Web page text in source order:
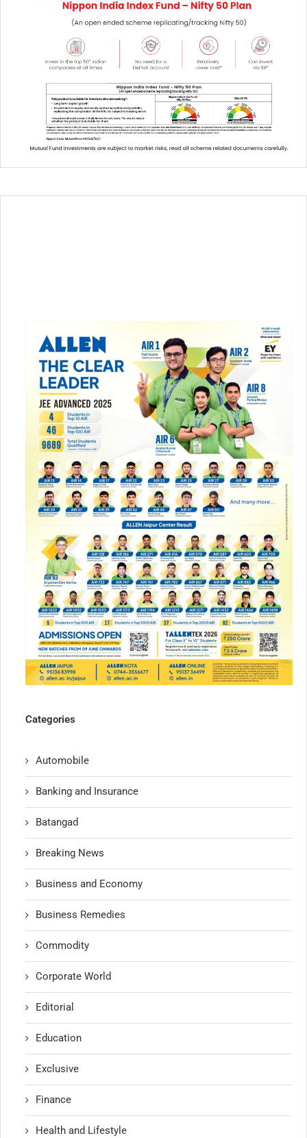
Categories
Automobile
Banking and Insurance
Batangad
Breaking News
Business and Economy
Business Remedies
Commodity
Corporate World
Editorial
Education
Exclusive
Finance
Health and Lifestyle